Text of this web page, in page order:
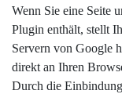
Wenn Sie eine Seite
Plugin enthält, stellt
Servern von Google
direkt an Ihren
Durch die